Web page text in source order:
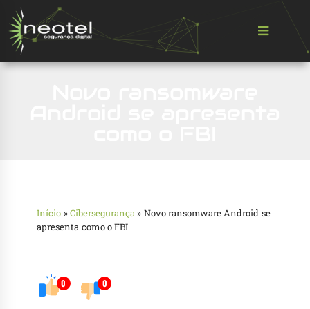
Início »Cibersegurança » Novo ransomware Android se
apresenta como o FBI
0 0